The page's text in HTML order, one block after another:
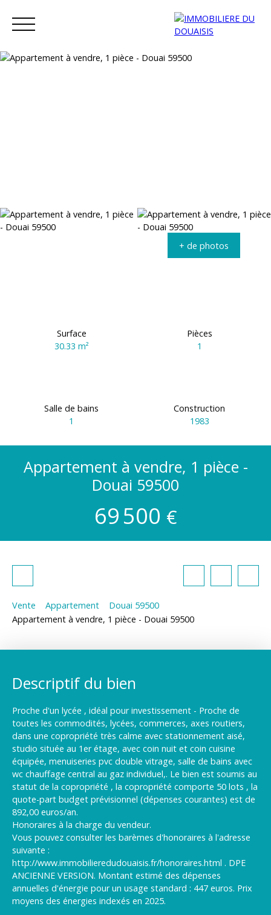
+ de photos
Surface
30.33 m²
Pièces
1
Salle de bains
1
Construction
1983
Appartement à vendre, 1 pièce -
Douai 59500
69 500 €
Vente Appartement
Douai 59500
Appartement à vendre, 1 pièce - Douai 59500
Descriptif du bien
Proche d'un lycée , idéal pour investissement - Proche de
toutes les commodités, lycées, commerces, axes routiers,
dans une copropriété très calme avec stationnement aisé,
studio située au 1er étage, avec coin nuit et coin cuisine
équipée, menuiseries pvc double vitrage, salle de bains avec
wc chauffage central au gaz individuel,. Le bien est soumis au
statut de la copropriété , la copropriété comporte 50 lots , la
quote-part budget prévisionnel (dépenses courantes) est de
892,00 euros/an.
Honoraires à la charge du vendeur.
Vous pouvez consulter les barèmes d'honoraires à l'adresse
suivante :
http://www.immobilieredudouaisis.fr/honoraires.html . DPE
ANCIENNE VERSION. Montant estimé des dépenses
annuelles d'énergie pour un usage standard : 447 euros. Prix
moyens des énergies indexés en 2025.